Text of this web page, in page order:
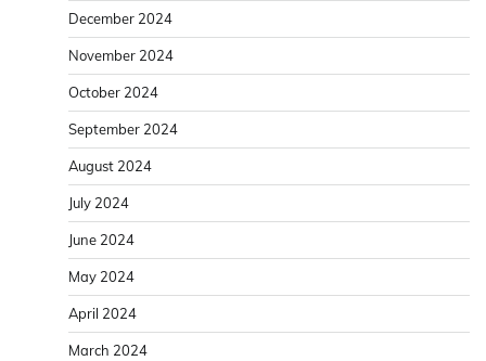
December 2024
November 2024
October 2024
September 2024
August 2024
July 2024
June 2024
May 2024
April 2024
March 2024